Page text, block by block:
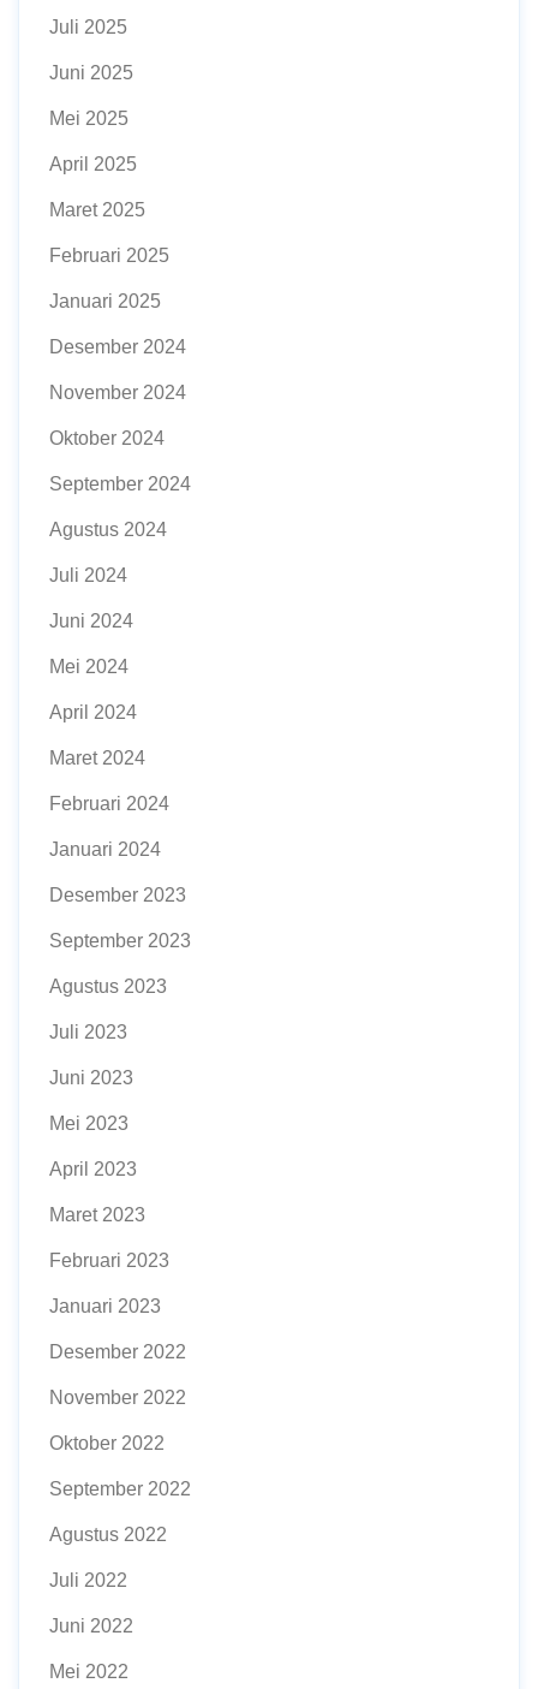
Juli 2025
Juni 2025
Mei 2025
April 2025
Maret 2025
Februari 2025
Januari 2025
Desember 2024
November 2024
Oktober 2024
September 2024
Agustus 2024
Juli 2024
Juni 2024
Mei 2024
April 2024
Maret 2024
Februari 2024
Januari 2024
Desember 2023
September 2023
Agustus 2023
Juli 2023
Juni 2023
Mei 2023
April 2023
Maret 2023
Februari 2023
Januari 2023
Desember 2022
November 2022
Oktober 2022
September 2022
Agustus 2022
Juli 2022
Juni 2022
Mei 2022